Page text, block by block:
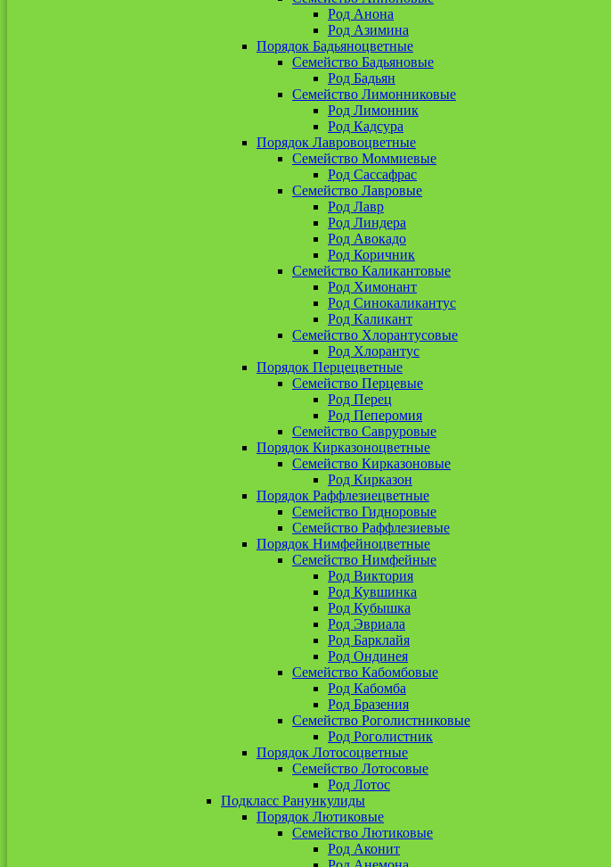
Род Анона
Род Азимина
Порядок Бадьяноцветные
Семейство Бадьяновые
Род Бадьян
Семейство Лимонниковые
Род Лимонник
Род Кадсура
Порядок Лавровоцветные
Семейство Моммиевые
Род Сассафрас
Семейство Лавровые
Род Лавр
Род Линдера
Род Авокадо
Род Коричник
Семейство Каликантовые
Род Химонант
Род Синокаликантус
Род Каликант
Семейство Хлорантусовые
Род Хлорантус
Порядок Перцецветные
Семейство Перцевые
Род Перец
Род Пеперомия
Семейство Савруровые
Порядок Кирказоноцветные
Семейство Кирказоновые
Род Кирказон
Порядок Раффлезиецветные
Семейство Гидноровые
Семейство Раффлезиевые
Порядок Нимфейноцветные
Семейство Нимфейные
Род Виктория
Род Кувшинка
Род Кубышка
Род Эвриала
Род Барклайя
Род Ондинея
Семейство Кабомбовые
Род Кабомба
Род Бразения
Семейство Роголистниковые
Род Роголистник
Порядок Лотосоцветные
Семейство Лотосовые
Род Лотос
Подкласс Ранункулиды
Порядок Лютиковые
Семейство Лютиковые
Род Аконит